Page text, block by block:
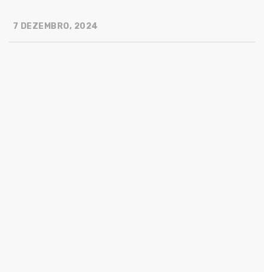
7 DEZEMBRO, 2024